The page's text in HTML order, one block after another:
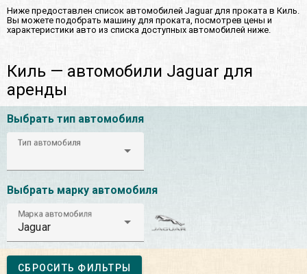
Ниже предоставлен список автомобилей Jaguar для проката в Киль.
Вы можете подобрать машину для проката, посмотрев цены и
характеристики авто из списка доступных автомобилей ниже.
Киль — автомобили Jaguar для
аренды
Выбрать тип автомобиля
Тип автомобиля
Выбрать марку автомобиля
Марка автомобиля
Jaguar
СБРОСИТЬ ФИЛЬТРЫ